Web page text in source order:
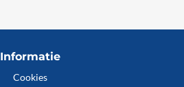
Informatie
Cookies